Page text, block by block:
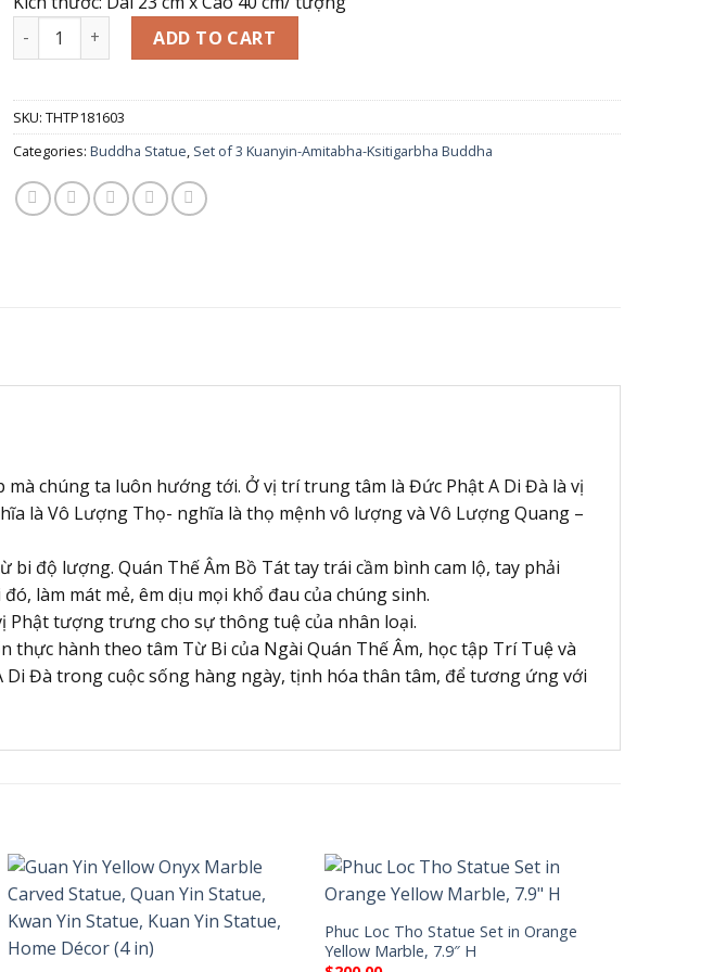
Bộ Tượng Tam Thế Phật Tây Phương Tam Thánh ngồi đá ngọc hoàng long - Cao 40 cm
ADD TO CART
SKU: THTP181603
Categories: Buddha Statue, Set of 3 Kuanyin-Amitabha-Ksitigarbha Buddha
chúng ta luôn hướng tới. Ở vị trí trung tâm là Đức Phật A Di Đà là vị
là Vô Lượng Thọ- nghĩa là thọ mệnh vô lượng và Vô Lượng Quang –
độ lượng. Quán Thế Âm Bồ Tát tay trái cầm bình cam lộ, tay phải
làm mát mẻ, êm dịu mọi khổ đau của chúng sinh.
Phật tượng trưng cho sự thông tuệ của nhân loại.
hành theo tâm Từ Bi của Ngài Quán Thế Âm, học tập Trí Tuệ và
Đà trong cuộc sống hàng ngày, tịnh hóa thân tâm, để tương ứng với
Phuc Loc Tho Statue Set in Orange
Yellow Marble, 7.9″ H